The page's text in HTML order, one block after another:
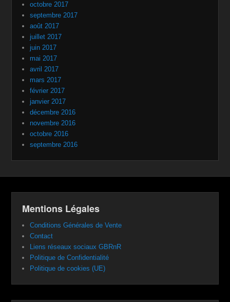
octobre 2017
septembre 2017
août 2017
juillet 2017
juin 2017
mai 2017
avril 2017
mars 2017
février 2017
janvier 2017
décembre 2016
novembre 2016
octobre 2016
septembre 2016
Mentions Légales
Conditions Générales de Vente
Contact
Liens réseaux sociaux GBRnR
Politique de Confidentialité
Politique de cookies (UE)